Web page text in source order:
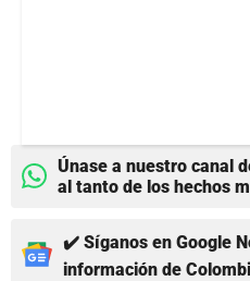
Únase a nuestro canal
al tanto de los hechos
✔️ Síganos en Google
información de